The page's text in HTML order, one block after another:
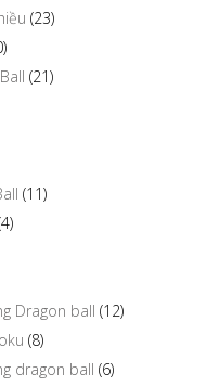
(23)
(21)
(11)
Dragon ball (12)
(8)
dragon ball (6)